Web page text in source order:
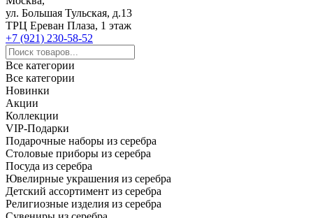
ул. Большая Тульская, д.13
ТРЦ Ереван Плаза, 1 этаж
+7 (921) 230-58-52
Все категории
Все категории
Новинки
Акции
Коллекции
VIP-Подарки
Подарочные наборы из серебра
Столовые приборы из серебра
Посуда из серебра
Ювелирные украшения из серебра
Детский ассортимент из серебра
Религиозные изделия из серебра